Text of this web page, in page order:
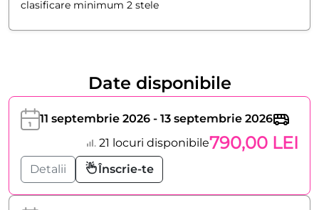
clasificare minimum 2 stele
Date disponibile
11 septembrie 2026 - 13 septembrie 2026
21 locuri disponibile790,00 LEI
Detalii Înscrie-te